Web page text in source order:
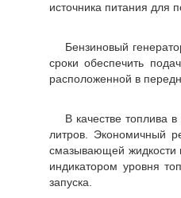
источника питания для
Бензиновый
сроки обеспечить
расположенной в
В качестве топлива
литров. Экономичный
смазывающей жидкости
индикатором уровня
запуска.